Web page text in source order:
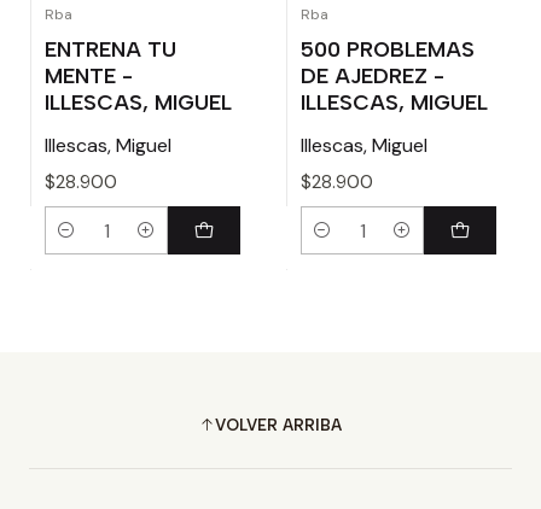
Rba
ENTRENA TU
MENTE -
ILLESCAS, MIGUEL
Illescas, Miguel
$28.900
Cantidad
Rba
500 PROBLEMAS
DE AJEDREZ -
ILLESCAS, MIGUEL
Illescas, Miguel
$28.900
Cantidad
VOLVER ARRIBA